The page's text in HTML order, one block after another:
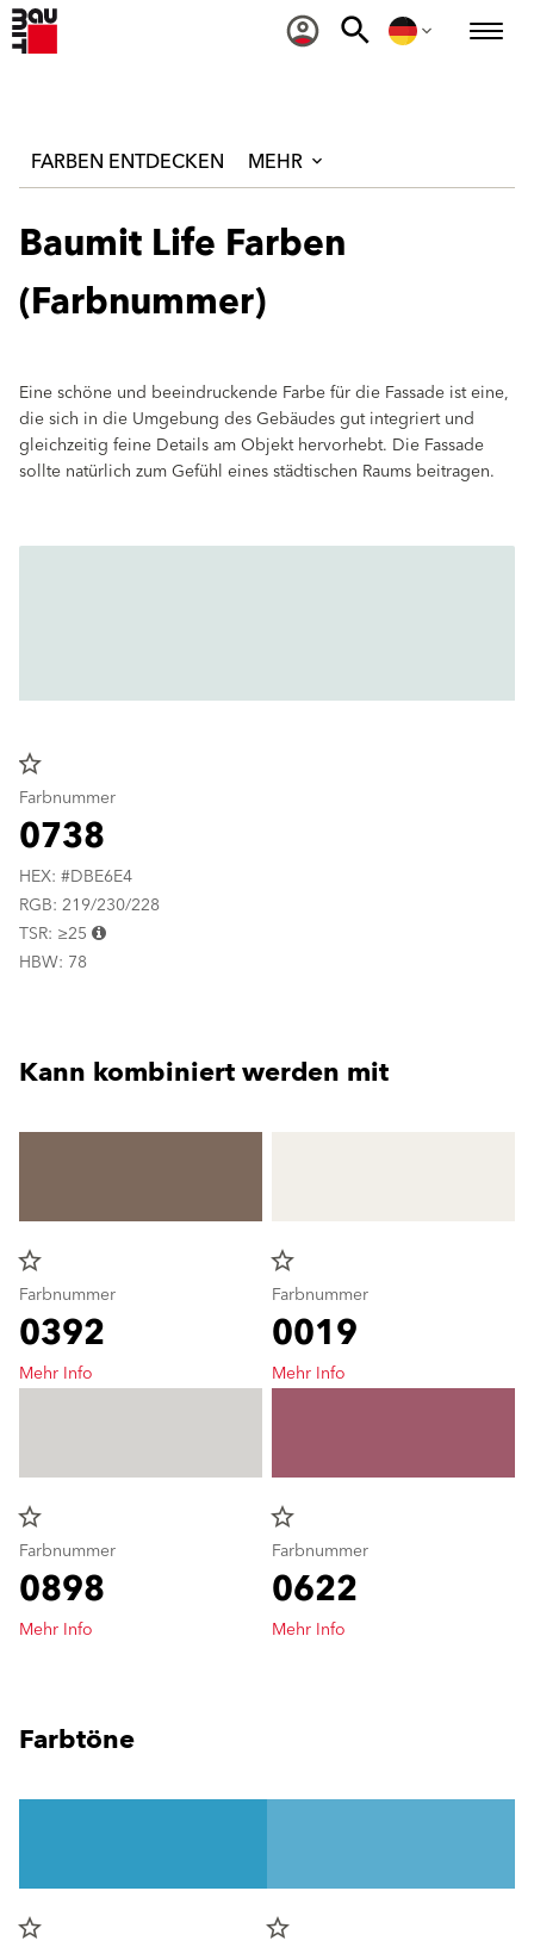
FARBEN ENTDECKEN MEHR
Baumit Life Farben
(Farbnummer)
Eine schöne und beeindruckende Farbe für die Fassade ist eine,
die sich in die Umgebung des Gebäudes gut integriert und
gleichzeitig feine Details am Objekt hervorhebt. Die Fassade
sollte natürlich zum Gefühl eines städtischen Raums beitragen.
star_border
Farbnummer
0738
HEX: #DBE6E4
RGB: 219/230/228
TSR: ≥25
HBW: 78
Kann kombiniert werden mit
star_border
Farbnummer
0392
Mehr Info
star_border
Farbnummer
0898
Mehr Info
star_border
Farbnummer
0019
Mehr Info
star_border
Farbnummer
0622
Mehr Info
Farbtöne
star_border
star_border